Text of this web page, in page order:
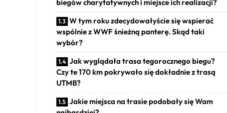
biegów charytatywnych i miejsce ich realizacji?
W tym roku zdecydowałyście się wspierać
wspólnie z WWF śnieżną panterę. Skąd taki
wybór?
Jak wyglądała trasa tegorocznego biegu?
Czy te 170 km pokrywało się dokładnie z trasą
UTMB?
Jakie miejsca na trasie podobały się Wam